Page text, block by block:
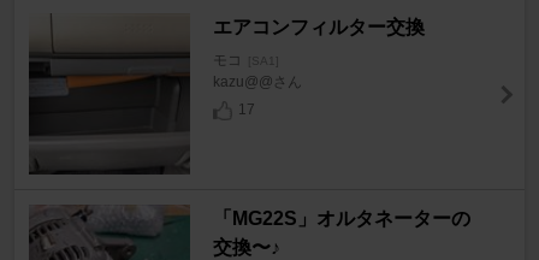
エアコンフィルター交換
モコ [SA1]
kazu@@さん
17
「MG22S」オルタネーターの
交換〜♪